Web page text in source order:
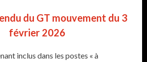
du GT mouvement du 3
février 2026
inclus dans les postes « à